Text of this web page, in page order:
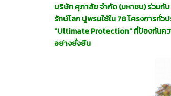
บริษัท ศุภาลัย จำกัด (มหาชน) ร่วมกั
รักษ์โลก ปูพรมใช้ใน 78 โครงการทั่
“Ultimate Protection” ที่ป้องกันค
อย่างยั่งยืน